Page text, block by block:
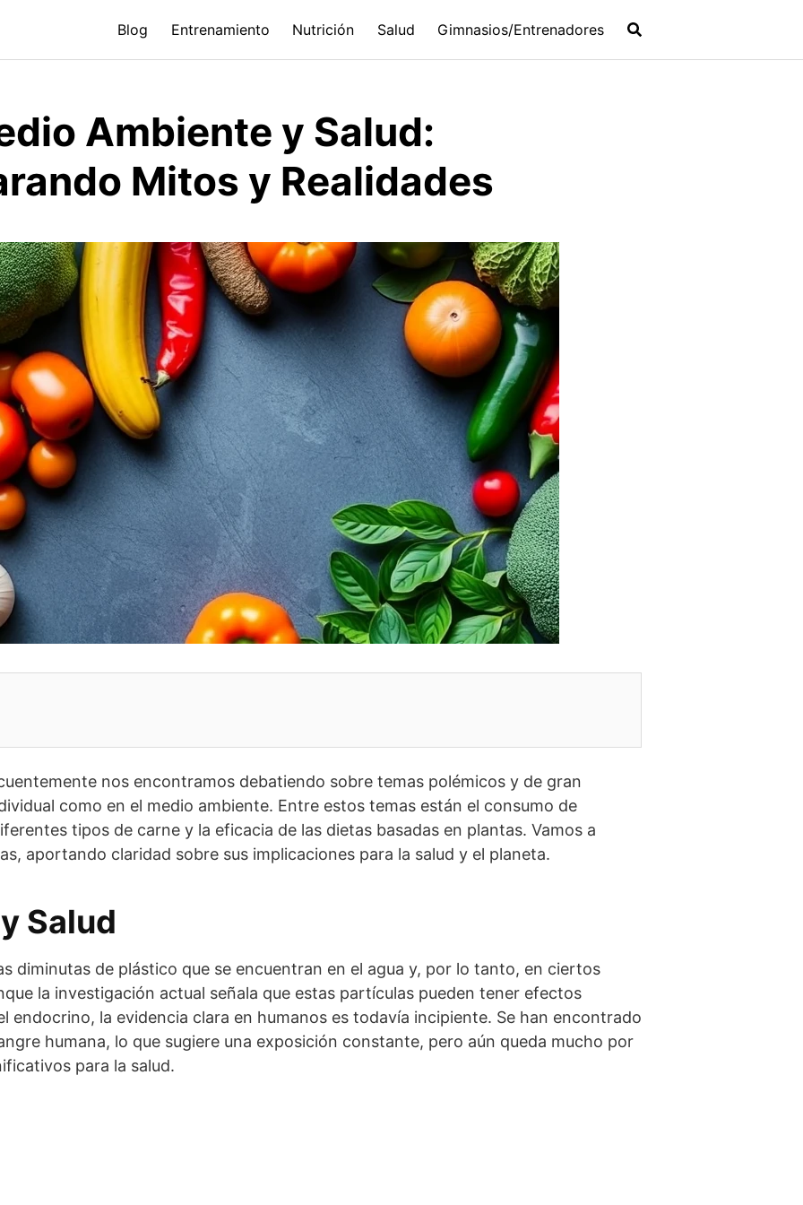
Blog Entrenamiento Nutrición Salud Gimnasios/Entrenadores
Ambiente y Salud:
Mitos y Realidades
nos encontramos debatiendo sobre temas polémicos y de gran
como en el medio ambiente. Entre estos temas están el consumo de
tipos de carne y la eficacia de las dietas basadas en plantas. Vamos a
aportando claridad sobre sus implicaciones para la salud y el planeta.
Salud
diminutas de plástico que se encuentran en el agua y, por lo tanto, en ciertos
la investigación actual señala que estas partículas pueden tener efectos
endocrino, la evidencia clara en humanos es todavía incipiente. Se han encontrado
humana, lo que sugiere una exposición constante, pero aún queda mucho por
para la salud.